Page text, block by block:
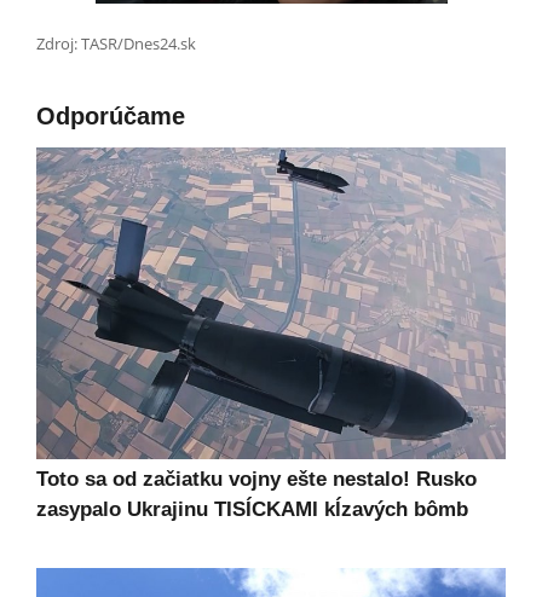
Zdroj: TASR/Dnes24.sk
Odporúčame
Toto sa od začiatku vojny ešte nestalo! Rusko
zasypalo Ukrajinu TISÍCKAMI kĺzavých bômb